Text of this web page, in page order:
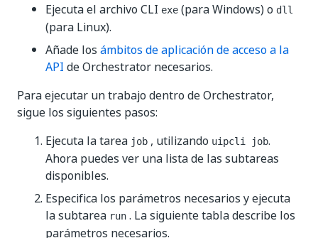
Ejecuta el archivo CLI exe (para Windows) o dll
(para Linux).
Añade los ámbitos de aplicación de acceso a la
API de Orchestrator necesarios.
Para ejecutar un trabajo dentro de Orchestrator,
sigue los siguientes pasos:
Ejecuta la tarea job , utilizando uipcli job.
Ahora puedes ver una lista de las subtareas
disponibles.
Especifica los parámetros necesarios y ejecuta
la subtarea run . La siguiente tabla describe los
parámetros necesarios.